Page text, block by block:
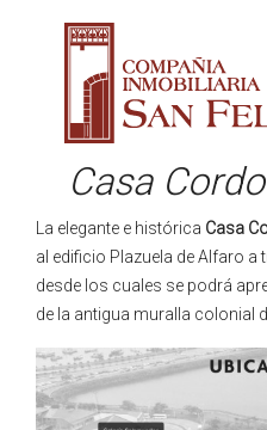
Casa
La elegante e histórica Casa
al edificio Plazuela de Alfaro a
desde los cuales se podrá
de la antigua muralla colonial